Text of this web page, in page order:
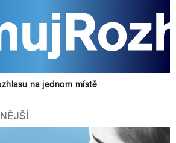
na jednom místě